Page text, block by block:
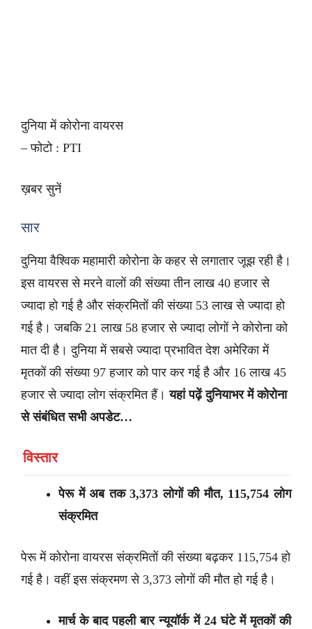
दुनिया में कोरोना वायरस
– फोटो : PTI
ख़बर सुनें
सार
दुनिया वैश्विक महामारी कोरोना के कहर से लगातार जूझ रही है।
इस वायरस से मरने वालों की संख्या तीन लाख 40 हजार से
ज्यादा हो गई है और संक्रमितों की संख्या 53 लाख से ज्यादा हो
गई है। जबकि 21 लाख 58 हजार से ज्यादा लोगों ने कोरोना को
मात दी है। दुनिया में सबसे ज्यादा प्रभावित देश अमेरिका में
मृतकों की संख्या 97 हजार को पार कर गई है और 16 लाख 45
हजार से ज्यादा लोग संक्रमित हैं।यहां पढ़ें दुनियाभर में कोरोना
से संबंधित सभी अपडेट…
विस्तार
पेरू में अब तक 3,373 लोगों की मौत, 115,754 लोग
संक्रमित
पेरू में कोरोना वायरस संक्रमितों की संख्या बढ़कर 115,754 हो
गई है। वहीं इस संक्रमण से 3,373 लोगों की मौत हो गई है।
मार्च के बाद पहली बार न्यूयॉर्क में 24 घंटे में मृतकों की